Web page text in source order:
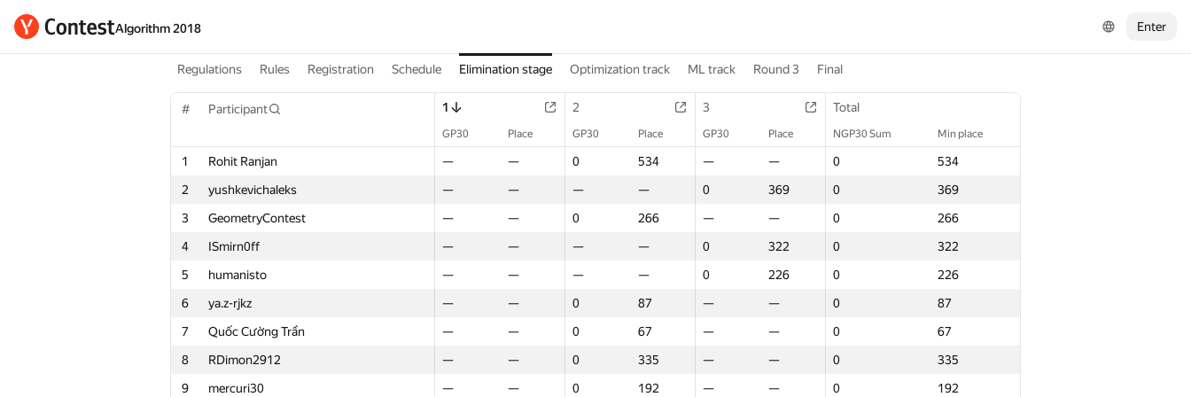
Algorithm 2018 Enter
Regulations Rules Registration Schedule Elimination stage Optimization track ML track Round 3 Final
# Participant 1 2 3 Total
GP30 Place GP30 Place GP30 Place NGP30 Sum Min place
1 Rohit Ranjan — — 0 534 — — 0
534
2
yushkevichaleks — — — — 0 369 0
369
3
GeometryContest — — 0 266 — — 0
266
4
ISmirn0ff — — — — 0 322 0
322
5
humanisto — — — — 0 226 0
226
6
ya.z-rjkz — — 0 87 — — 0
87
7
Quốc Cường Trần — — 0 67 — — 0
67
8
RDimon2912 — — 0 335 — — 0
335
9
mercuri30 — — 0 192 — — 0 192